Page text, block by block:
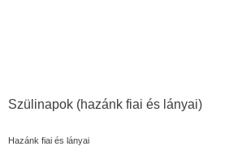
Szülinapok (hazánk fiai és lányai)
Hazánk fiai és lányai